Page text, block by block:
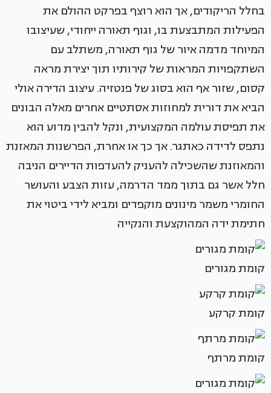
בחלל הריקודים, אך הוא רוצף בפרקט ההולם את
הפעילות המתבצעת בו, וגוף תאורה ייחודי, שעיצובו
המיוחד מדמה איור של גוף תאורה, משתלב עם
השתקפויות המראות של קירותיו תוך יצירת מראה
קסום, שזור אף הוא בסוג של פנטזיה. עיצוב הדירה אולי
הביא את דורית למחוזות אסתטיים אחרים מאלה הבונים
את תפיסת עולמה המקצועית, ונקל להבין מדוע הוא
נתפס לדידה כאתגר. אך כך או אחרת, הפרשנות המאזנת
והמאוזנת שהשכילה להעניק להעדפות הדיירים הניבה
חלל אשר גם בתוך ממד הדרמה, עזות הצבע והעושר
החומרי משמר מינונים מוקפדים ומביא לידי ביטוי את
חתימת ידה המהוקצעת והנקייה
קומת מגורים
קומת קרקע
קומת מרתף